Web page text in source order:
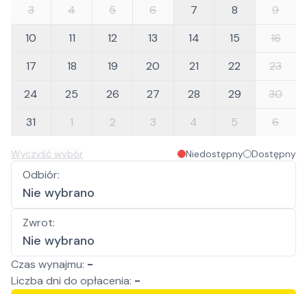
3
4 5 6 7 8
9
10
11 12 13 14 15
16
17
18 19 20 21 22
23
24
25 26 27 28 29
30
31
1 2 3 4 5 6
Wyczyść wybór Niedostępny Dostępny
Odbiór:
Nie wybrano
Zwrot:
Nie wybrano
Czas wynajmu: -
Liczba dni do opłacenia: -